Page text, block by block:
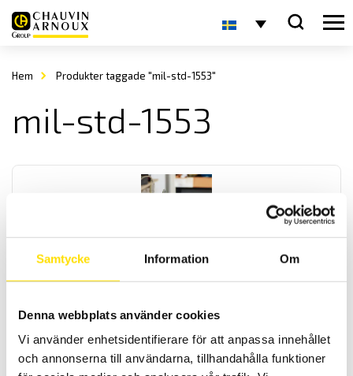
Samtycke Information Om
Denna webbplats använder cookies
Vi använder enhetsidentifierare för att anpassa innehållet
och annonserna till användarna, tillhandahålla funktioner
Hem Produkter taggade "mil-std-1553"
mil-std-1553
OX9000 Scopix IV oscilloskopserie
multimeter som har effektmätning, övertonsanalys samt logger.
OX9302-BUS har även BUS-analys, för analys av de vanligast
förekommande databussarna. Med kommunikatione med ethernet,
WiFi och USB kommunikation samt inbyggd webbserver. Även
mjukvara för PC ingår.